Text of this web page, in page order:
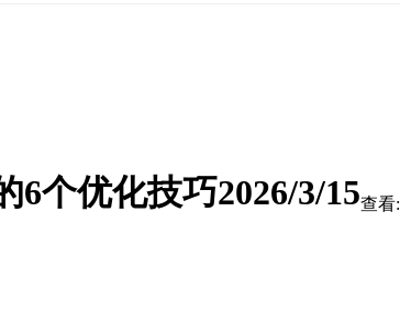
6个优化技巧2026/3/15查看: